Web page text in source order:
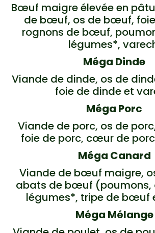
Bœuf maigre élevée en
de bœuf, os de bœuf,
rognons de bœuf,
légumes*,
Méga Dinde
Viande de dinde, os de
foie de dinde et
Méga Porc
Viande de porc, os de
foie de porc, cœur de
Méga Canard
Viande de bœuf maigre,
abats de bœuf
légumes*, tripe de bœuf
Méga Mélange